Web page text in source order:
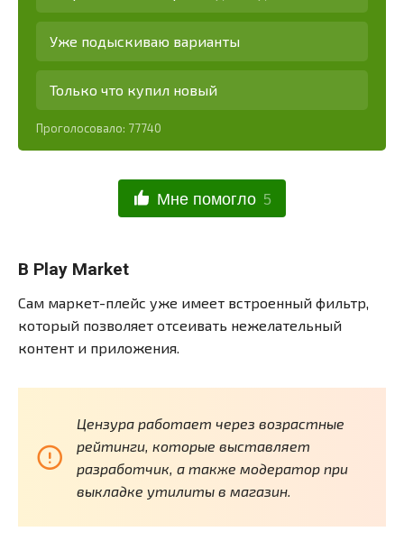
Уже подыскиваю варианты
Только что купил новый
Проголосовало: 77740
Мне помогло 5
В Play Market
Сам маркет-плейс уже имеет встроенный фильтр,
который позволяет отсеивать нежелательный
контент и приложения.
Цензура работает через возрастные
рейтинги, которые выставляет
разработчик, а также модератор при
выкладке утилиты в магазин.